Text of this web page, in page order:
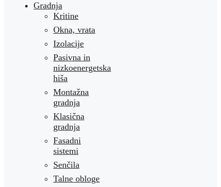
Gradnja
Kritine
Okna, vrata
Izolacije
Pasivna in
nizkoenergetska
hiša
Montažna
gradnja
Klasična
gradnja
Fasadni
sistemi
Senčila
Talne obloge